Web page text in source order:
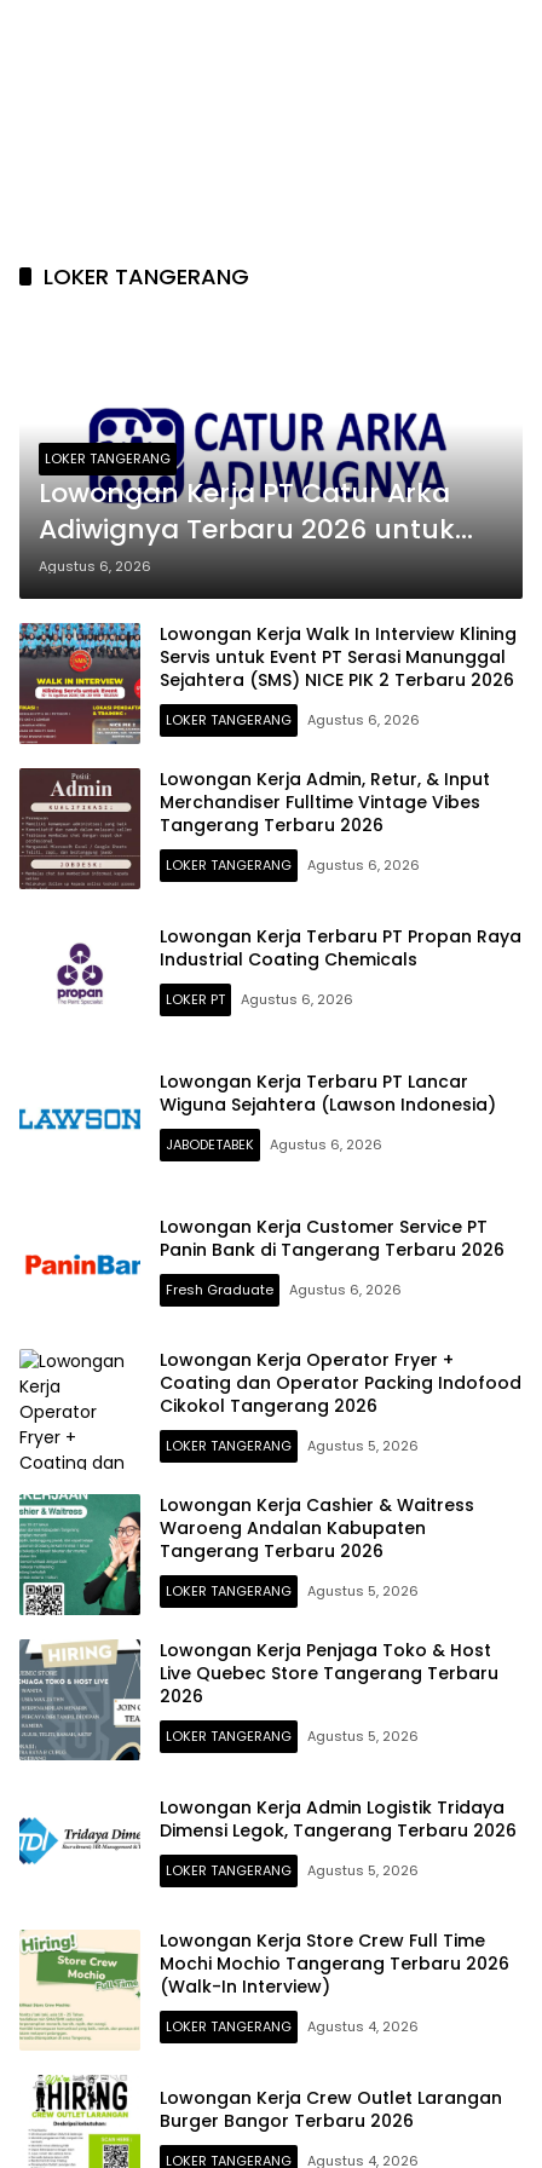
LOKER TANGERANG
LOKER TANGERANG
Lowongan Kerja PT Catur Arka
Adiwignya Terbaru 2026 untuk
Berbagai Posisi Menarik di BSD
dan Bogor
Agustus 6, 2026
Lowongan Kerja Walk In Interview Klining
Servis untuk Event PT Serasi Manunggal
Sejahtera (SMS) NICE PIK 2 Terbaru 2026
LOKER TANGERANG Agustus 6, 2026
Lowongan Kerja Admin, Retur, & Input
Merchandiser Fulltime Vintage Vibes
Tangerang Terbaru 2026
LOKER TANGERANG Agustus 6, 2026
Lowongan Kerja Terbaru PT Propan Raya
Industrial Coating Chemicals
LOKER PT Agustus 6, 2026
Lowongan Kerja Terbaru PT Lancar
Wiguna Sejahtera (Lawson Indonesia)
JABODETABEK Agustus 6, 2026
Lowongan Kerja Customer Service PT
Panin Bank di Tangerang Terbaru 2026
Fresh Graduate Agustus 6, 2026
Lowongan Kerja Operator Fryer +
Coating dan Operator Packing Indofood
Cikokol Tangerang 2026
LOKER TANGERANG Agustus 5, 2026
Lowongan Kerja Cashier & Waitress
Waroeng Andalan Kabupaten
Tangerang Terbaru 2026
LOKER TANGERANG Agustus 5, 2026
Lowongan Kerja Penjaga Toko & Host
Live Quebec Store Tangerang Terbaru
2026
LOKER TANGERANG Agustus 5, 2026
Lowongan Kerja Admin Logistik Tridaya
Dimensi Legok, Tangerang Terbaru 2026
LOKER TANGERANG Agustus 5, 2026
Lowongan Kerja Store Crew Full Time
Mochi Mochio Tangerang Terbaru 2026
(Walk-In Interview)
LOKER TANGERANG Agustus 4, 2026
Lowongan Kerja Crew Outlet Larangan
Burger Bangor Terbaru 2026
LOKER TANGERANG Agustus 4, 2026